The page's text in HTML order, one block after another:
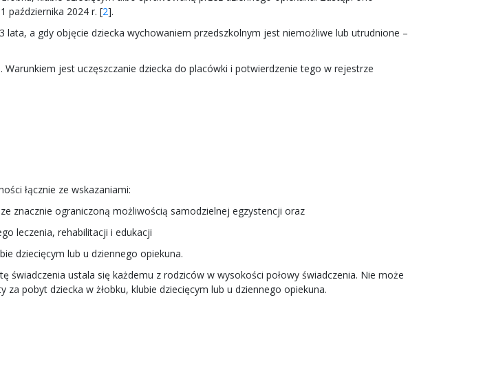
października 2024 r. [2].
a gdy objęcie dziecka wychowaniem przedszkolnym jest niemożliwe lub utrudnione –
jest uczęszczanie dziecka do placówki i potwierdzenie tego w rejestrze
łącznie ze wskazaniami:
znacznie ograniczoną możliwością samodzielnej egzystencji oraz
leczenia, rehabilitacji i edukacji
dziecięcym lub u dziennego opiekuna.
ustala się każdemu z rodziców w wysokości połowy świadczenia. Nie może
pobyt dziecka w żłobku, klubie dziecięcym lub u dziennego opiekuna.